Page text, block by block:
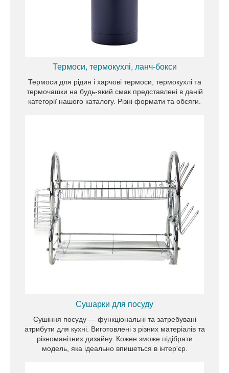
Термоси, термокухлі, ланч-бокси
Термоси для рідин і харчові термоси, термокухлі та
термочашки на будь-який смак представлені в даній
категорії нашого каталогу. Різні формати та обсяги.
зможе підібрати модель, яка ідеально
впишеться в інтер'єр.
Сушарки для посуду
Сушіння посуду — функціональні та затребувані
атрибути для кухні. Виготовлені з різних матеріалів та
різноманітних дизайну. Кожен зможе підібрати
модель, яка ідеально впишеться в інтер'єр.
Пропонуємо до розгляду килимки для ванної,
придверні килимки, а також різноманітність